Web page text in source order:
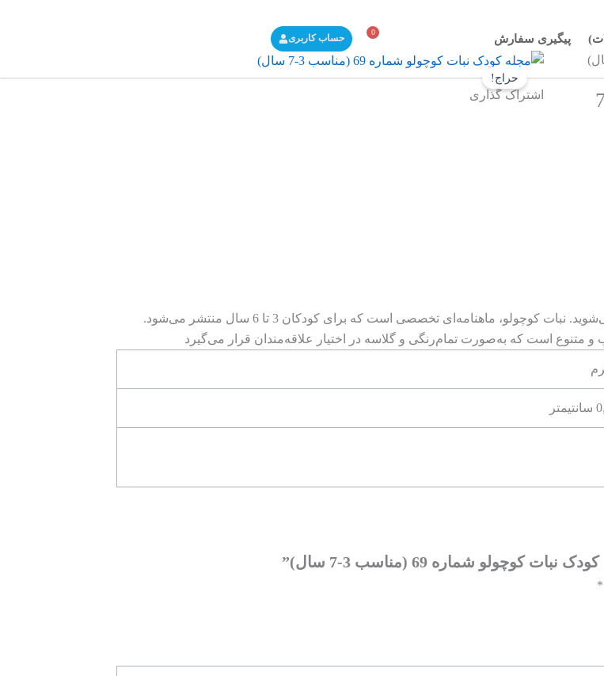
پیگیری سفارش
0
سبد
خرید
حساب کاربری
69 (مناسب 3-7
حراج!
اشتراک گذاری
در این شماره، شعر و قصه‌های خوبی را می‌خوانید و با بازی‌های زیادی آشنا می‌شوید. نبات کوچولو، ماهنامه‌ای تخصصی است که برای کودکان 3 تا 6 سال منتشر می‌شود.
است که به‌صورت تمام‌رنگی و گلاسه در اختیار علاقه‌مندان قرار می‌گیرد
شماره 69 (مناسب 3-7 سال)”
*